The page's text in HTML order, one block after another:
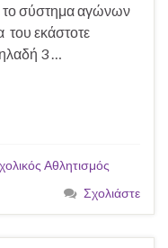
το σύστημα αγώνων
εκάστοτε
3 …
Αθλητισμός
Σχολιάστε